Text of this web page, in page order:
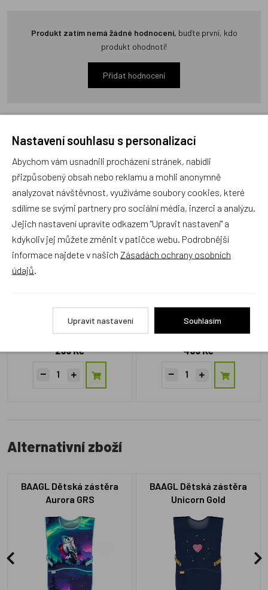
Produkt zatím nemá žádné hodnocení, buďte první, kdo
produkt ohodnotí!
Přidat hodnocení
Zboží se stejným motivem
Zástěrka Žirafa velká
Český výrobek
299 Kč
Mantinel Žirafy žlutý
Český výrobek
499 Kč
Alternativní zboží
BAAGL Dětská zástěra
Aurora GRS
BAAGL Dětská zástěra
Unicorn Gold
Nastavení souhlasu s personalizací
Abychom vám usnadnili procházení stránek, nabídli
přizpůsobený obsah nebo reklamu a mohli anonymně
analyzovat návštěvnost, využíváme soubory cookies, které
sdílíme se svými partnery pro sociální média, inzerci a analýzu.
Jejich nastavení upravíte odkazem "Upravit nastavení" a
kdykoliv jej můžete změnit v patičce webu. Podrobnější
informace najdete v našich Zásadách ochrany osobních
údajů
Upravit nastavení Souhlasím